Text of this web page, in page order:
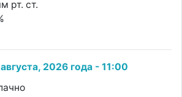
рт. ст.
2026 года - 11:00